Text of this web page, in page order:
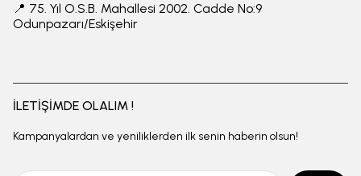
📍 75. Yıl O.S.B. Mahallesi 2002. Cadde No:9
Odunpazarı/Eskişehir
İLETİŞİMDE OLALIM !
Kampanyalardan ve yeniliklerden ilk senin haberin olsun!